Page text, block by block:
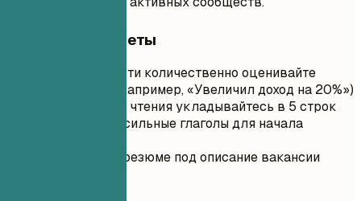
Короткие советы
По возможности количественно оценивайте
достижения (например, «Увеличил доход на 20%»)
Для удобства чтения укладывайтесь в 5 строк
Используйте сильные глаголы для начала
Адаптируйте резюме под описание вакансии